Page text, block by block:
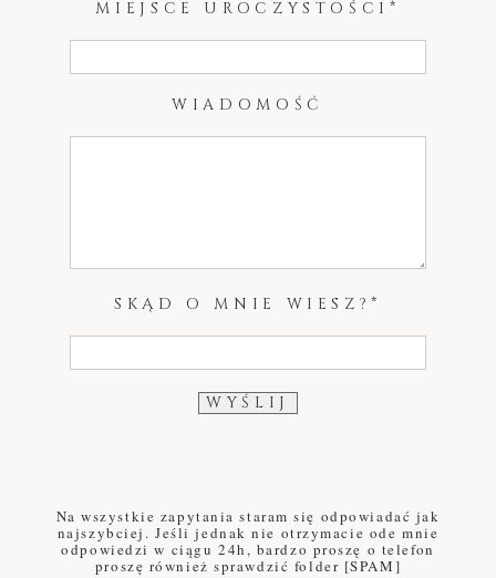
MIEJSCE UROCZYSTOŚCI
WIADOMOŚĆ
SKĄD O MNIE WIESZ?
Na wszystkie zapytania staram się odpowiadać jak
najszybciej. Jeśli jednak nie otrzymacie ode mnie
odpowiedzi w ciągu 24h, bardzo proszę o telefon
proszę również sprawdzić folder [SPAM]